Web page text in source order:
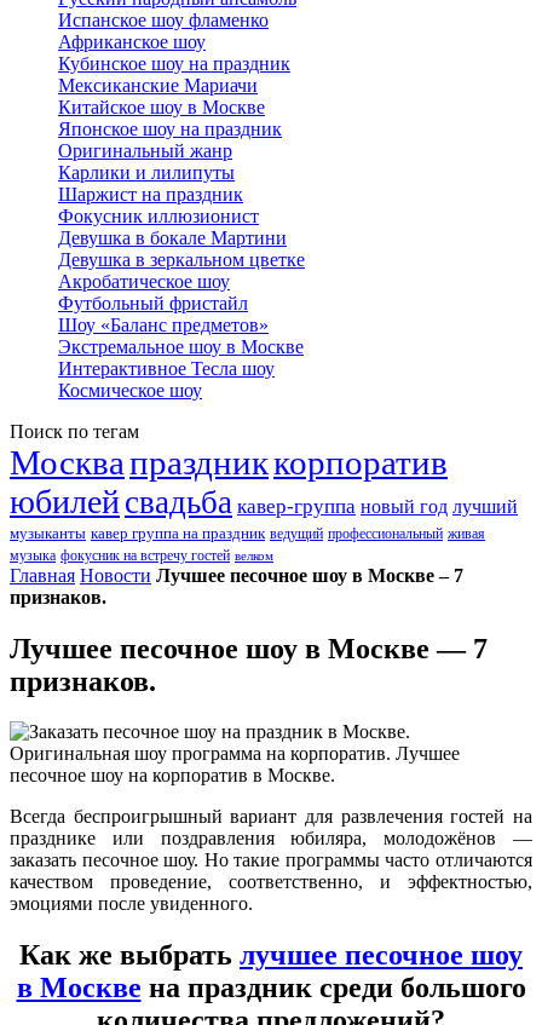
Испанское шоу фламенко
Африканское шоу
Кубинское шоу на праздник
Мексиканские Мариачи
Китайское шоу в Москве
Японское шоу на праздник
Оригинальный жанр
Карлики и лилипуты
Шаржист на праздник
Фокусник иллюзионист
Девушка в бокале Мартини
Девушка в зеркальном цветке
Акробатическое шоу
Футбольный фристайл
Шоу «Баланс предметов»
Экстремальное шоу в Москве
Интерактивное Тесла шоу
Космическое шоу
Поиск по тегам
Москвапраздниккорпоратив
юбилейсвадьба кавер-группа новый год лучший
музыканты кавер группа на праздник ведущий профессиональный живая
музыка фокусник на встречу гостей велком
Главная Новости Лучшее песочное шоу в Москве – 7
признаков.
Лучшее песочное шоу в Москве — 7
признаков.
Всегда беспроигрышный вариант для развлечения гостей на
празднике или поздравления юбиляра, молодожёнов —
заказать песочное шоу. Но такие программы часто отличаются
качеством проведение, соответственно, и эффектностью,
эмоциями после увиденного.
Как же выбрать лучшее песочное шоу
в Москве на праздник среди большого